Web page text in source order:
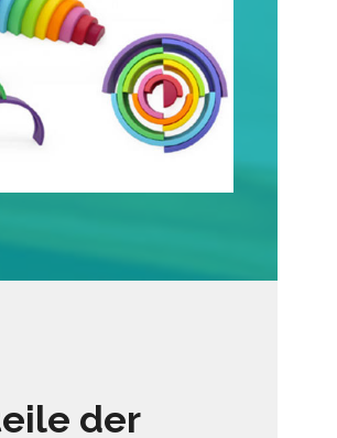
der